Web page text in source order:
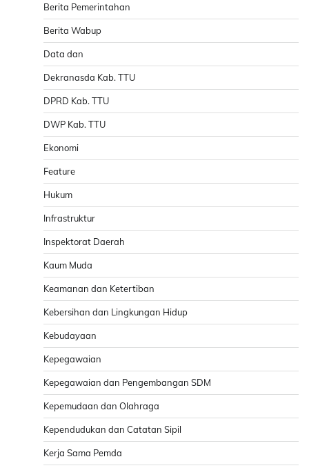
Berita Pemerintahan
Berita Wabup
Data dan
Dekranasda Kab. TTU
DPRD Kab. TTU
DWP Kab. TTU
Ekonomi
Feature
Hukum
Infrastruktur
Inspektorat Daerah
Kaum Muda
Keamanan dan Ketertiban
Kebersihan dan Lingkungan Hidup
Kebudayaan
Kepegawaian
Kepegawaian dan Pengembangan SDM
Kepemudaan dan Olahraga
Kependudukan dan Catatan Sipil
Kerja Sama Pemda